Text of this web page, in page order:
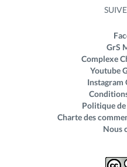
GrS
Complexe
Youtube
Instagram
Politique
Charte des
Nous